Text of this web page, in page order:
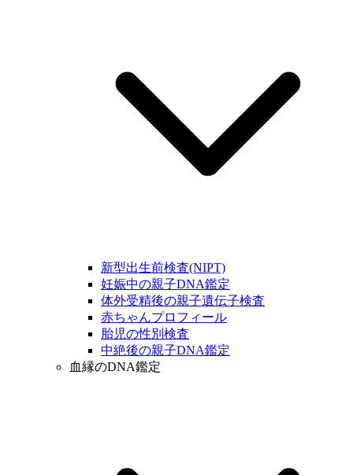
新型出生前検査(NIPT)
妊娠中の親子DNA鑑定
体外受精後の親子遺伝子検査
赤ちゃんプロフィール
胎児の性別検査
中絶後の親子DNA鑑定
血縁のDNA鑑定